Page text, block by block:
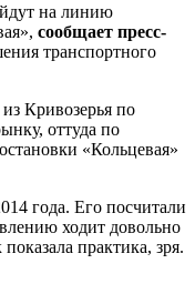
на линию
сообщает пресс-
транспортного
Кривозерья по
оттуда по
«Кольцевая»
года. Его посчитали
ходит довольно
практика, зря.